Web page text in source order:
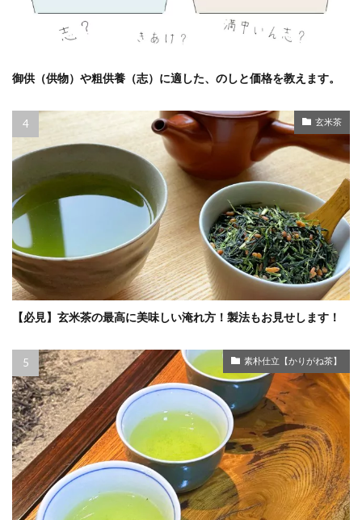
御供（供物）や粗供養（志）に適した、のしと価格を教えます。
玄米茶
【必見】玄米茶の最高に美味しい淹れ方！製法もお見せします！
素朴仕立【かりがね茶】